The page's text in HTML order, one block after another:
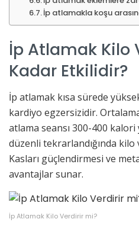
İp atlamakla koşu
İp Atlamak Kilo
Kadar Etkilidir?
İp atlamak kısa sürede
kardiyo egzersizidir.
atlama seansı 300-400
düzenli tekrarlandığında kilo
Kasları güçlendirmesi ve
avantajlar sunar.
İp Atlamak Kilo Verdirir mi?